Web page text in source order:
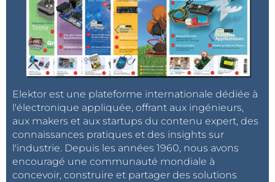
Elektor est une plateforme internationale dédiée à
l'électronique appliquée, offrant aux ingénieurs,
aux makers et aux startups du contenu expert, des
connaissances pratiques et des insights sur
l'industrie. Depuis les années 1960, nous avons
encouragé une communauté mondiale à
concevoir, construire et partager des solutions